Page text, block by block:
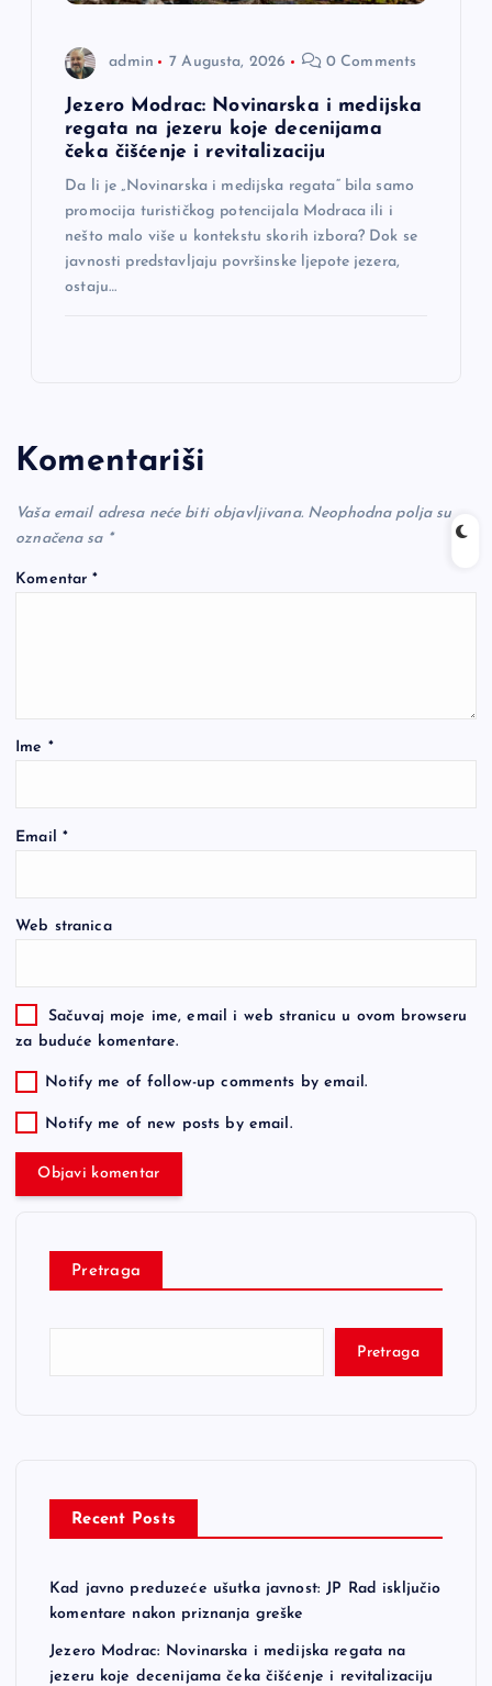
admin 7 Augusta, 2026 0 Comments
Jezero Modrac: Novinarska i medijska
regata na jezeru koje decenijama
čeka čišćenje i revitalizaciju
Da li je „Novinarska i medijska regata“ bila samo
promocija turističkog potencijala Modraca ili i
nešto malo više u kontekstu skorih izbora? Dok se
javnosti predstavljaju površinske ljepote jezera,
ostaju…
Komentariši
Vaša email adresa neće biti objavljivana. Neophodna polja su
označena sa *
Komentar*
Ime *
Email *
Web stranica
Sačuvaj moje ime, email i web stranicu u ovom browseru
za buduće komentare.
Notify me of follow-up comments by email.
Notify me of new posts by email.
Pretraga
Pretraga
Recent Posts
Kad javno preduzeće ušutka javnost: JP Rad isključio
komentare nakon priznanja greške
Jezero Modrac: Novinarska i medijska regata na
jezeru koje decenijama čeka čišćenje i revitalizaciju